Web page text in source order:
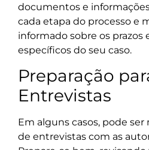
documentos e
cada etapa do processo e
informado sobre os prazos
específicos do seu caso.
Preparação
Entrevistas
Em alguns casos, pode
de entrevistas com as